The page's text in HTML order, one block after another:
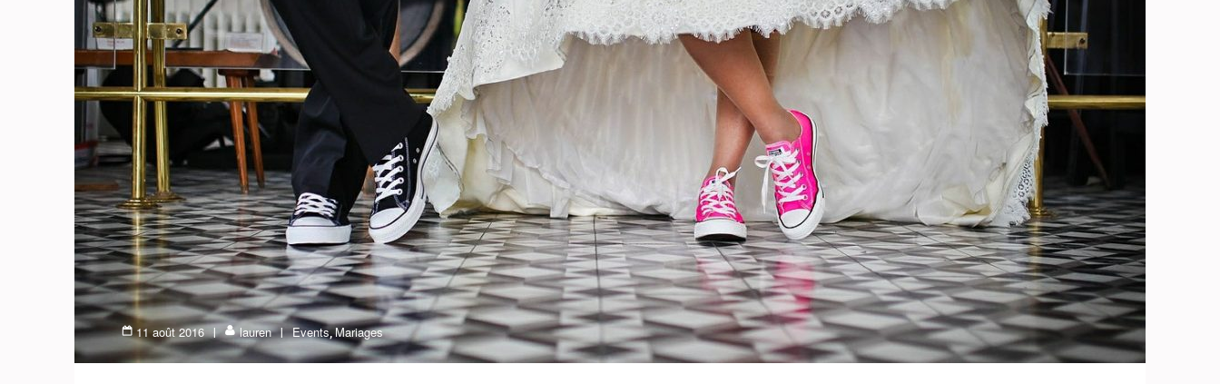
11 août 2016 lauren Events,Mariages